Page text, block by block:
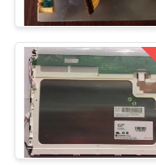
ΈΛΕΓΧΟΣ
ΜΑΣ
ΕΛΆΤΕ
ΣΕ
ΕΠΑΦΉ
NEC